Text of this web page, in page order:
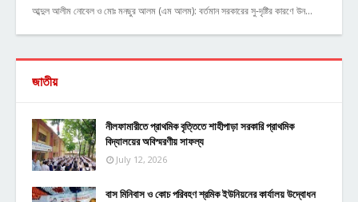
আব্দুল আলীম নোবেল ও মোঃ মনছুর আলম (এম আলম): বর্তমান সরকারের সু-দৃষ্টির কারণে উন…
জাতীয়
নীলফামারীতে প্রাথমিক বৃত্তিতে শাহীপাড়া সরকারি প্রাথমিক
বিদ্যালয়ের অবিস্মরণীয় সাফল্য
July 12, 2026
বাস মিনিবাস ও কোচ পরিবহণ শ্রমিক ইউনিয়নের কার্যালয় উদ্বোধন